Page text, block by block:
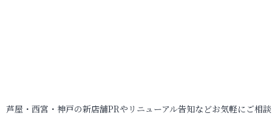
芦屋・西宮・神戸の新店舗PRやリニューアル告知などお気軽にご相